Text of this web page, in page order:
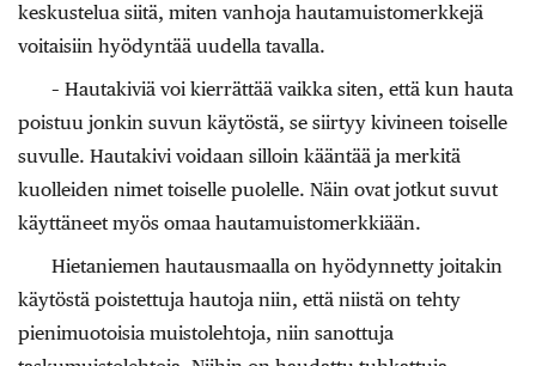
keskustelua siitä, miten vanhoja hautamuistomerkkejä
voitaisiin hyödyntää uudella tavalla.
– Hautakiviä voi kierrättää vaikka siten, että kun hauta
poistuu jonkin suvun käytöstä, se siirtyy kivineen toiselle
suvulle. Hautakivi voidaan silloin kääntää ja merkitä
kuolleiden nimet toiselle puolelle. Näin ovat jotkut suvut
käyttäneet myös omaa hautamuistomerkkiään.
Hietaniemen hautausmaalla on hyödynnetty joitakin
käytöstä poistettuja hautoja niin, että niistä on tehty
pienimuotoisia muistolehtoja, niin sanottuja